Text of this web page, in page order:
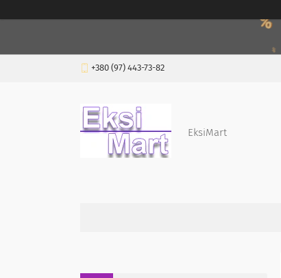
+380 (97) 443-73-82
EksiMart